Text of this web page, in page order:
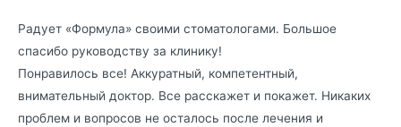
Радует «Формула» своими стоматологами. Большое
спасибо руководству за клинику!
Понравилось все! Аккуратный, компетентный,
внимательный доктор. Все расскажет и покажет. Никаких
проблем и вопросов не осталось после лечения и